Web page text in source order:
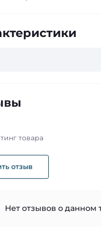
товара
отзыв
Нет отзывов о данном